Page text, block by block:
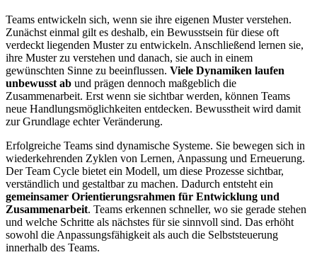
Teams entwickeln sich, wenn sie ihre eigenen Muster verstehen.
Zunächst einmal gilt es deshalb, ein Bewusstsein für diese oft
verdeckt liegenden Muster zu entwickeln. Anschließend lernen sie,
ihre Muster zu verstehen und danach, sie auch in einem
gewünschten Sinne zu beeinflussen. Viele Dynamiken laufen
unbewusst ab und prägen dennoch maßgeblich die
Zusammenarbeit. Erst wenn sie sichtbar werden, können Teams
neue Handlungsmöglichkeiten entdecken. Bewusstheit wird damit
zur Grundlage echter Veränderung.
Erfolgreiche Teams sind dynamische Systeme. Sie bewegen sich in
wiederkehrenden Zyklen von Lernen, Anpassung und Erneuerung.
Der Team Cycle bietet ein Modell, um diese Prozesse sichtbar,
verständlich und gestaltbar zu machen. Dadurch entsteht ein
gemeinsamer Orientierungsrahmen für Entwicklung und
Zusammenarbeit. Teams erkennen schneller, wo sie gerade stehen
und welche Schritte als nächstes für sie sinnvoll sind. Das erhöht
sowohl die Anpassungsfähigkeit als auch die Selbststeuerung
innerhalb des Teams.